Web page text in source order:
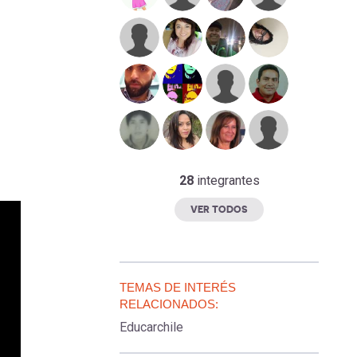
VER TODOS
28integrantes
TEMAS DE INTERÉS
RELACIONADOS:
Educarchile